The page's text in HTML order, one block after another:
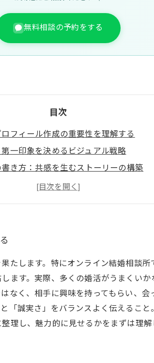
無料相談の予約をする
目次
フィール作成の重要性を理解する
一印象を決めるビジュアル戦略
き方：共感を生むストーリーの構築
直しと改善：フィードバックを活かす方法
出会うために：プロフィール活用の
たします。特にオンライン結婚相談
ます。実際、多くの婚活がうまくい
なく、相手に興味を持ってもらい、
「誠実さ」をバランスよく伝えるこ
理し、魅力的に見せるかをまずは理